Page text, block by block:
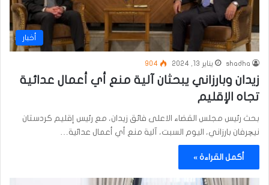
أخبار
shadha يناير 13, 2024 904
زيدان وبارزاني يبحثان آلية منع أي أعمال عدائية
تجاه الإقليم
بحث رئيس مجلس القضاء الاعلى فائق زيدان، مع رئيس إقليم كردستان
نيچرفان بارزاني، اليوم السبت، آلية منع أي أعمال عدائية…
أكمل القراءة »